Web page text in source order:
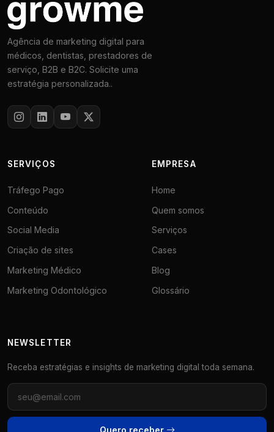
Agência de marketing digital para
médicos, dentistas, prestadores de
serviço, B2B e B2C. Solicite uma
estratégia personalizada..
SERVIÇOS
Tráfego Pago
Conteúdo
Social Media
Criação de sites
Marketing Médico
Marketing Odontológico
EMPRESA
Home
Quem somos
Serviços
Cases
Blog
Glossário
NEWSLETTER
Receba estratégias e insights de marketing digital toda semana.
Quero receber